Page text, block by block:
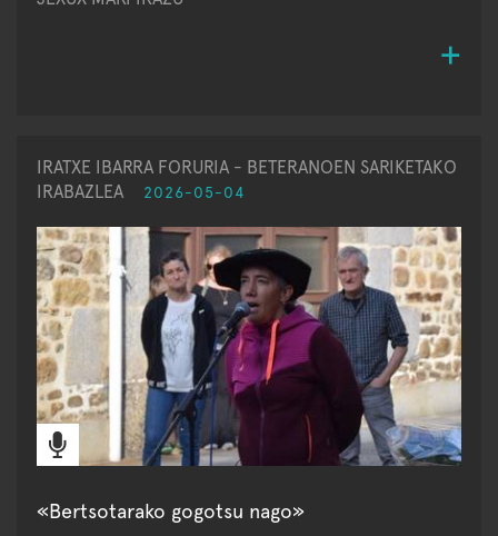
IRATXE IBARRA FORURIA - BETERANOEN SARIKETAKO
IRABAZLEA
2026-05-04
«Bertsotarako gogotsu nago»